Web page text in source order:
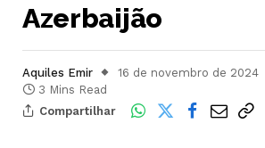
Azerbaijão
Aquiles Emir 16 de novembro de 2024
3 Mins Read
Compartilhar